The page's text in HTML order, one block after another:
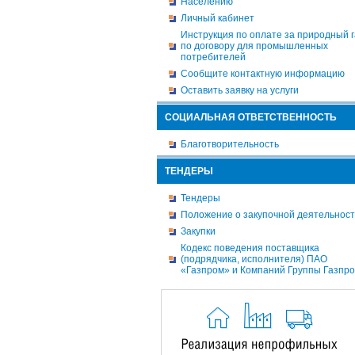
Личный кабинет
Инструкция по оплате за природный
по договору для промышленных
потребителей
Сообщите контактную информацию
Оставить заявку на услуги
СОЦИАЛЬНАЯ ОТВЕТСТВЕННОСТЬ
Благотворительность
ТЕНДЕРЫ
Тендеры
Положение о закупочной
Закупки
Кодекс поведения поставщика
(подрядчика, исполнителя) ПАО
«Газпром» и Компаний Группы